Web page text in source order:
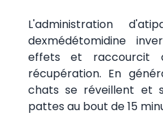
L'administration
dexmédétomidine
effets et raccourcit
récupération. En
chats se réveillent et
pattes au bout de 15